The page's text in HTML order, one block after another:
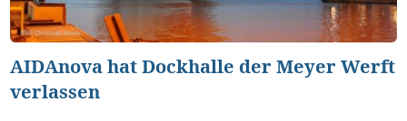
AIDAnova hat Dockhalle der Meyer Werft
verlassen